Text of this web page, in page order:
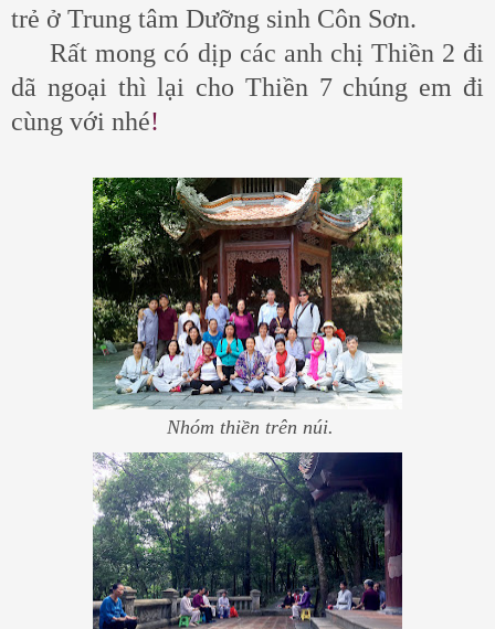
trẻ ở Trung tâm Dưỡng sinh Côn Sơn.
Rất mong có dịp các anh chị Thiền 2 đi
dã ngoại thì lại cho Thiền 7 chúng em đi
cùng với nhé!
Nhóm thiền trên núi.